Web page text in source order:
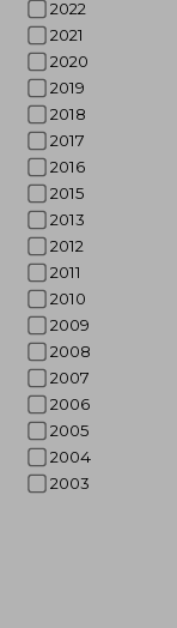
2022
2021
2020
2019
2018
2017
2016
2015
2013
2012
2011
2010
2009
2008
2007
2006
2005
2004
2003